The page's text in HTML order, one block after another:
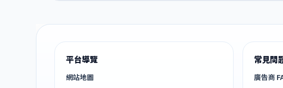
平台導覽
網站地圖
常見問
廣告商